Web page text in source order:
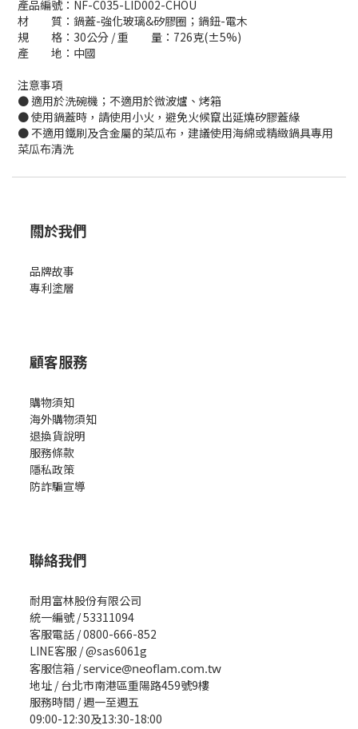
產品編號：NF-C035-LID002-CHOU
材 質：鍋蓋-強化玻璃&矽膠圈；鍋鈕-電木
規 格：30公分 / 重 量：726克(±5%)
產 地：中國
注意事項
● 適用於洗碗機；不適用於微波爐、烤箱
● 使用鍋蓋時，請使用小火，避免火候竄出延燒矽膠蓋緣
● 不適用鐵刷及含金屬的菜瓜布，建議使用海綿或精緻鍋具專用
菜瓜布清洗
關於我們
品牌故事
專利塗層
顧客服務
購物須知
海外購物須知
退換貨說明
服務條款
隱私政策
防詐騙宣導
聯絡我們
耐用富林股份有限公司
統一編號 / 53311094
客服電話 / 0800-666-852
LINE客服 / @sas6061g
客服信箱 /service@neoflam.com.tw
地址 / 台北市南港區重陽路459號9樓
服務時間 / 週一至週五
09:00-12:30及13:30-18:00